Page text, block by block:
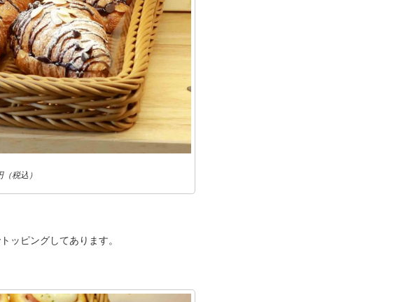
税込）
ッピングしてあります。